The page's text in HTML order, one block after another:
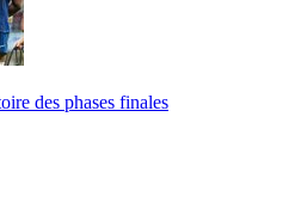
des phases finales